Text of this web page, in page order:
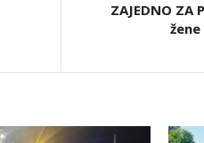
ZAJEDNO ZA